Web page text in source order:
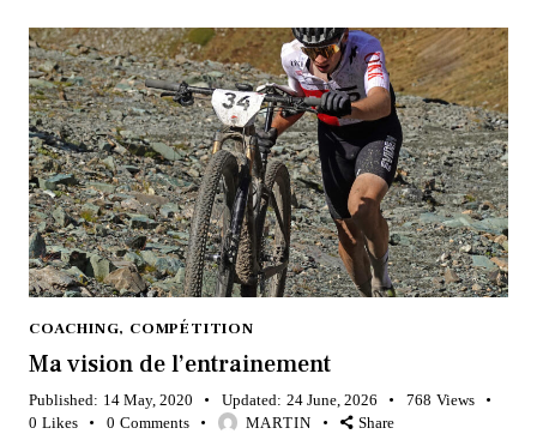
COACHING, COMPÉTITION
Ma vision de l’entrainement
Published: 14 May, 2020 Updated: 24 June, 2026 768 Views
0 Likes 0 Comments MARTIN Share